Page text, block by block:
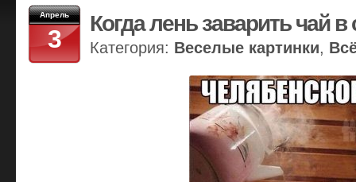
Апрель
3
Когда лень заварить чай в
Категория: Веселые картинки,